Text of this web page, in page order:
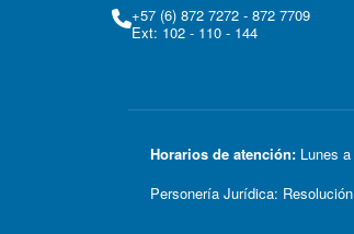
+57 (6) 872 7272 - 872 7709
Ext: 102 - 110 - 144
Horarios de atención: Lunes
Personería Jurídica: